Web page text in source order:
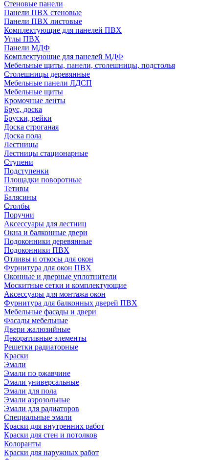
Стеновые панели
Панели ПВХ стеновые
Панели ПВХ листовые
Комплектующие для панелей ПВХ
Углы ПВХ
Панели МДФ
Комплектующие для панелей МДФ
Мебельные щиты, панели, столешницы, подстолья
Столешницы деревянные
Мебельные панели ЛДСП
Мебельные щиты
Кромочные ленты
Брус, доска
Бруски, рейки
Доска строганая
Доска пола
Лестницы
Лестницы стационарные
Ступени
Подступенки
Площадки поворотные
Тетивы
Балясины
Столбы
Поручни
Аксессуары для лестниц
Окна и балконные двери
Подоконники деревянные
Подоконники ПВХ
Отливы и откосы для окон
Фурнитура для окон ПВХ
Оконные и дверные уплотнители
Москитные сетки и комплектующие
Аксессуары для монтажа окон
Фурнитура для балконных дверей ПВХ
Мебельные фасады и двери
Фасады мебельные
Двери жалюзийные
Декоративные элементы
Решетки радиаторные
Краски
Эмали
Эмали по ржавчине
Эмали универсальные
Эмали для пола
Эмали аэрозольные
Эмали для радиаторов
Специальные эмали
Краски для внутренних работ
Краски для стен и потолков
Колоранты
Краски для наружных работ